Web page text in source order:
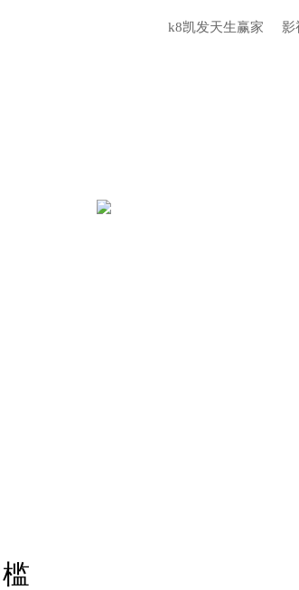
k8凯发天生赢家 影